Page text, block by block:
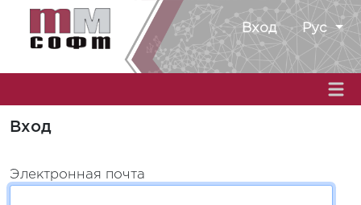
Вход Рус
Вход
Электронная почта